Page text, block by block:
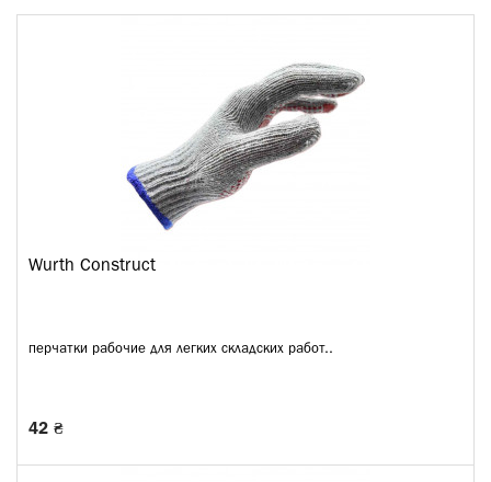
Wurth Construct
перчатки рабочие для легких складских работ..
42 ₴